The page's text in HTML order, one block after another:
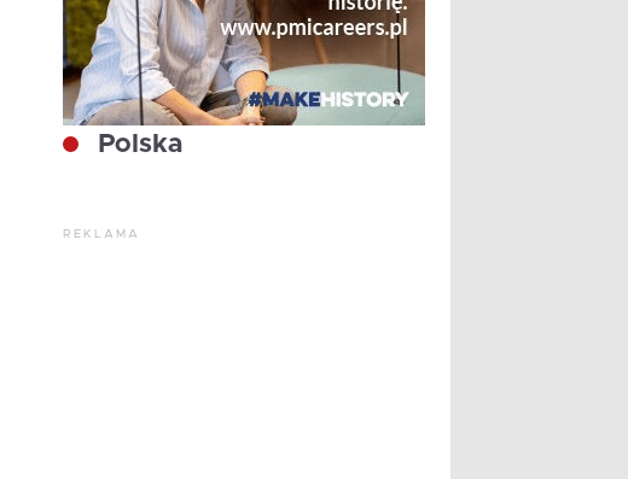
Polska
REKLAMA